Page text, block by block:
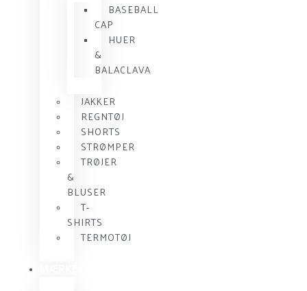
BASEBALL
CAP
HUER
&
BALACLAVA
JAKKER
REGNTØJ
SHORTS
STRØMPER
TRØJER
&
BLUSER
T-
SHIRTS
TERMOTØJ